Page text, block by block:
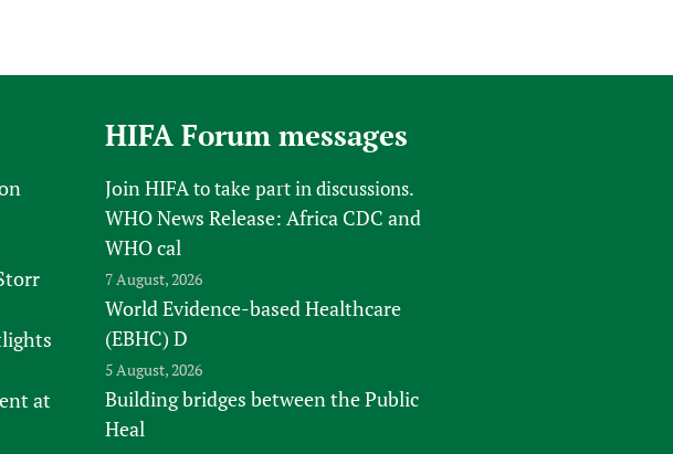
at
HIFA Forum messages
Join HIFAto take part in discussions.
WHO News Release: Africa CDC and
WHO cal
7 August, 2026
World Evidence-based Healthcare
(EBHC) D
5 August, 2026
Building bridges between the Public
Heal